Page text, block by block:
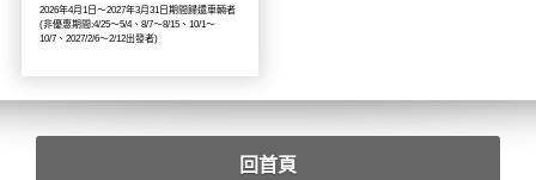
2026年4月1日～2027年3月31日期間歸還車輛者
(非優惠期間:4/25～5/4、8/7～8/15、10/1～
10/7、2027/2/6～2/12出發者)
回首頁